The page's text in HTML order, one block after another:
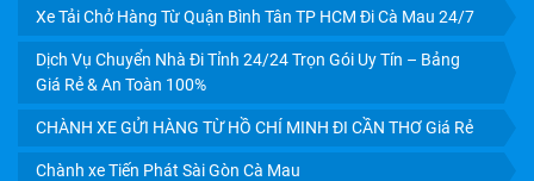
Xe Tải Chở Hàng Từ Quận Bình Tân TP HCM Đi Cà Mau 24/7
Dịch Vụ Chuyển Nhà Đi Tỉnh 24/24 Trọn Gói Uy Tín – Bảng
Giá Rẻ & An Toàn 100%
CHÀNH XE GỬI HÀNG TỪ HỒ CHÍ MINH ĐI CẦN THƠ Giá Rẻ
Chành xe Tiến Phát Sài Gòn Cà Mau